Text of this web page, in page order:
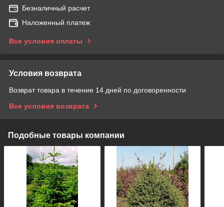
Безналичный расчет
Наложенный платеж
Все условия оплаты
Условия возврата
Возврат товара в течение 14 дней по договоренности
Все условия возврата
Подобные товары компании